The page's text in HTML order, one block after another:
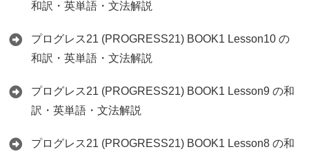
和訳・英単語・文法解説
プログレス21 (PROGRESS21) BOOK1 Lesson10 の
和訳・英単語・文法解説
プログレス21 (PROGRESS21) BOOK1 Lesson9 の和
訳・英単語・文法解説
プログレス21 (PROGRESS21) BOOK1 Lesson8 の和